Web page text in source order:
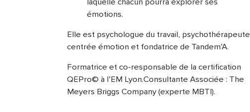
laquelle chacun pourra explorer ses
émotions.
Elle est psychologue du travail, psychothérapeute
centrée émotion et fondatrice de Tandem’A.
Formatrice et co-responsable de la certification
QEPro© à l’EM Lyon.Consultante Associée : The
Meyers Briggs Company (experte MBTI).